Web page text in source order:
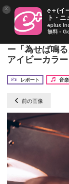
「先に進むし
ー「為せば鳴
アイビーカラ
レポート
音楽
前の画像
× e＋(イ
ト・
eplus
無料 -